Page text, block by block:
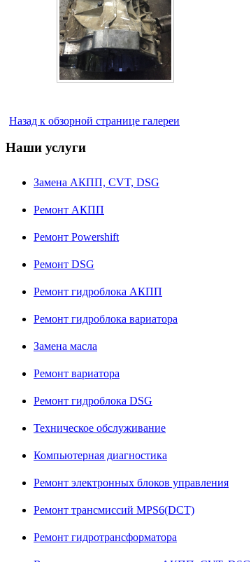
Назад к обзорной странице галереи
Наши услуги
Замена АКПП, CVT, DSG
Ремонт АКПП
Ремонт Powershift
Ремонт DSG
Ремонт гидроблока АКПП
Ремонт гидроблока вариатора
Замена масла
Ремонт вариатора
Ремонт гидроблока DSG
Техническое обслуживание
Компьютерная диагностика
Ремонт электронных блоков управления
Ремонт трансмиссий MPS6(DCT)
Ремонт гидротрансформатора